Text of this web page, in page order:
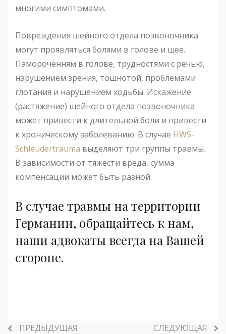
многими симптомами.
Повреждения шейного отдела позвоночника
могут проявляться болями в голове и шее.
Памороченням в голове, трудностями с речью,
нарушением зрения, тошнотой, проблемами
глотания и нарушением ходьбы. Искажение
(растяжение) шейного отдела позвоночника
может привести к длительной боли и привести
к хроническому заболеванию. В случае HWS-
Schleudertrauma выделяют три группы травмы.
В зависимости от тяжести вреда, сумма
компенсации может быть разной.
В случае травмы на территории
Германии, обращайтесь к нам,
наши адвокаты всегда на Вашей
стороне.
ПРЕДЫДУЩАЯ СЛЕДУЮЩАЯ